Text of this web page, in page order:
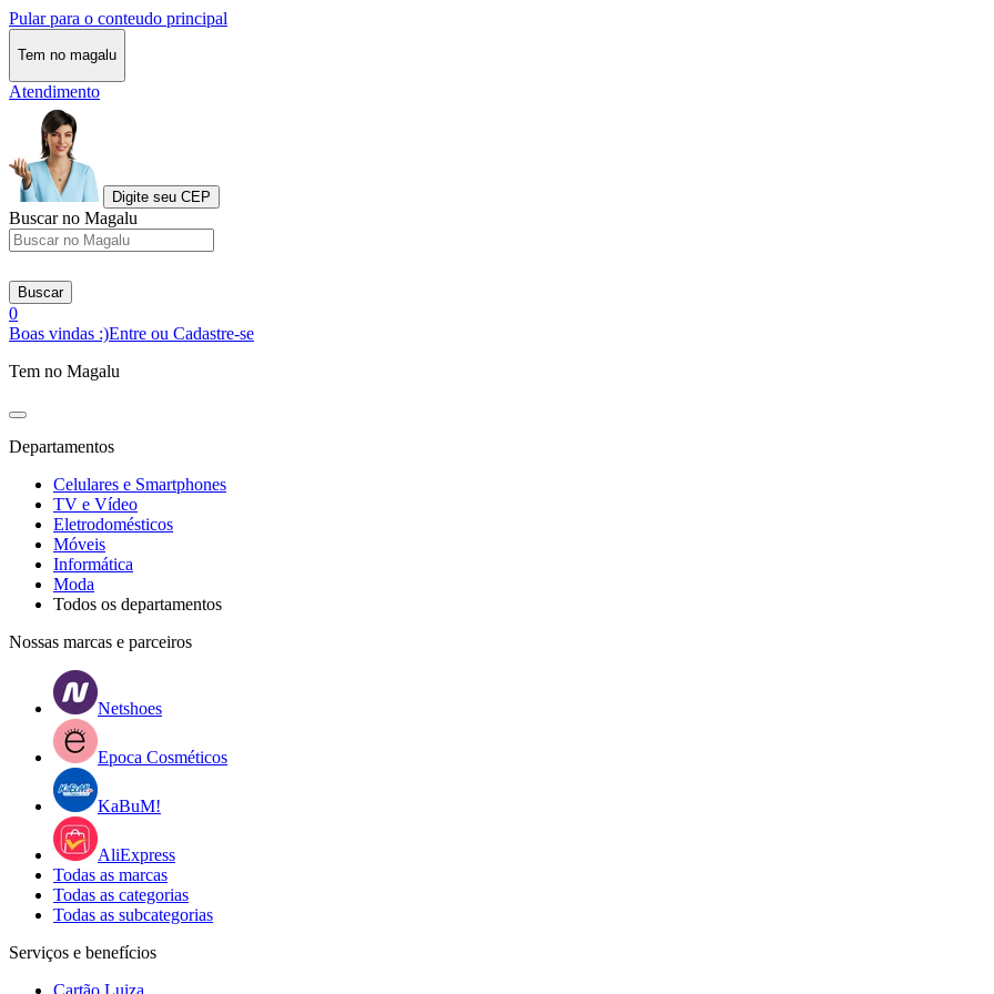
Pular para o conteudo principal
Tem no magalu
Atendimento
Digite seu CEP
Buscar no Magalu
Buscar
0
Boas vindas :)Entre ou Cadastre-se
Tem no Magalu
Departamentos
Celulares e Smartphones
TV e Vídeo
Eletrodomésticos
Móveis
Informática
Moda
Todos os departamentos
Nossas marcas e parceiros
Netshoes
Epoca Cosméticos
KaBuM!
AliExpress
Todas as marcas
Todas as categorias
Todas as subcategorias
Serviços e benefícios
Cartão Luiza